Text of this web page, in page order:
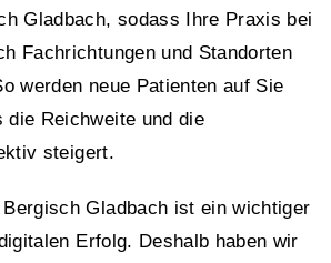
Gladbach, sodass Ihre Praxis bei
Fachrichtungen und Standorten
werden neue Patienten auf Sie
die Reichweite und die
steigert.
Gladbach ist ein wichtiger
Erfolg. Deshalb haben wir